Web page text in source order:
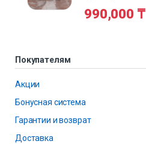
990,000 ₸
Покупателям
Акции
Бонусная система
Гарантии и возврат
Доставка